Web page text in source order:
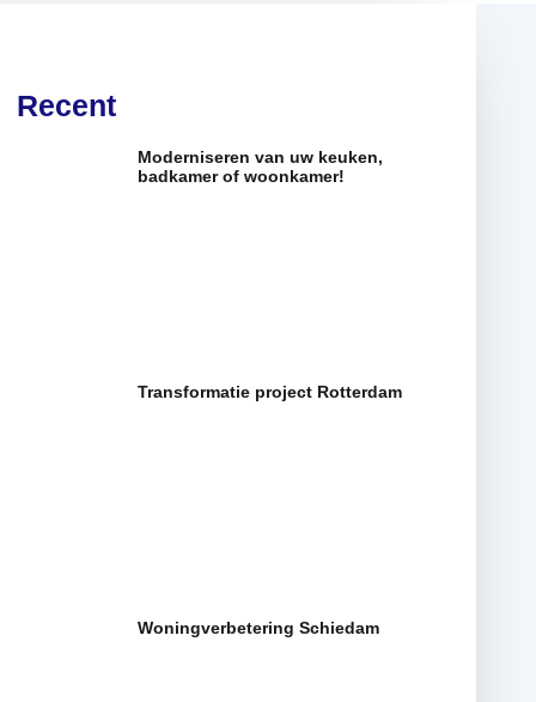
Recent
Moderniseren van uw keuken,
badkamer of woonkamer!
Transformatie project Rotterdam
Woningverbetering Schiedam